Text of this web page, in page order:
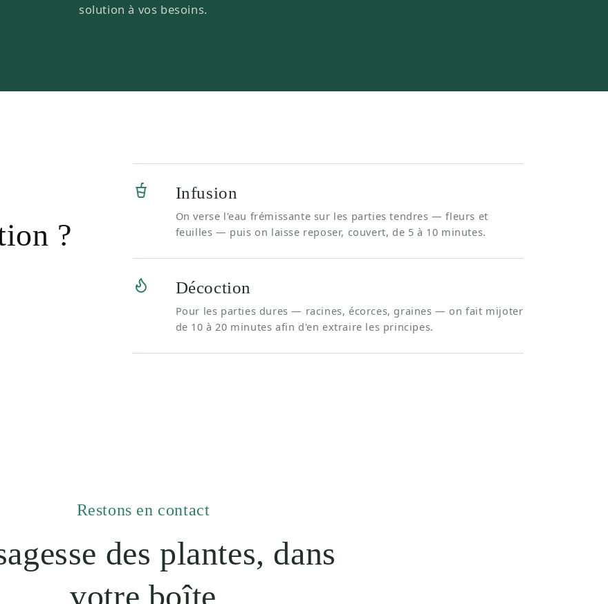
solution à vos besoins.
?
Infusion
On verse l'eau frémissante sur les parties tendres — fleurs et
feuilles — puis on laisse reposer, couvert, de 5 à 10 minutes.
Décoction
Pour les parties dures — racines, écorces, graines — on fait mijoter
de 10 à 20 minutes afin d'en extraire les principes.
Restons en contact
des plantes, dans
votre boîte